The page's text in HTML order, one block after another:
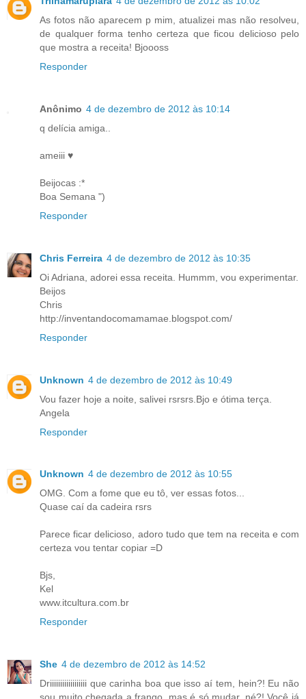
As fotos não aparecem p mim, atualizei mas não resolveu,
de qualquer forma tenho certeza que ficou delicioso pelo
que mostra a receita! Bjoooss
Responder
Anônimo 4 de dezembro de 2012 às 10:14
q delícia amiga..
ameiii ♥
Beijocas :*
Boa Semana ")
Responder
Chris Ferreira 4 de dezembro de 2012 às 10:35
Oi Adriana, adorei essa receita. Hummm, vou experimentar.
Beijos
Chris
http://inventandocomamamae.blogspot.com/
Responder
Unknown 4 de dezembro de 2012 às 10:49
Vou fazer hoje a noite, salivei rsrsrs.Bjo e ótima terça.
Angela
Responder
Unknown 4 de dezembro de 2012 às 10:55
OMG. Com a fome que eu tô, ver essas fotos...
Quase caí da cadeira rsrs
Parece ficar delicioso, adoro tudo que tem na receita e com
certeza vou tentar copiar =D
Bjs,
Kel
www.itcultura.com.br
Responder
She 4 de dezembro de 2012 às 14:52
Driiiiiiiiiiiiiiiiii que carinha boa que isso aí tem, hein?! Eu não